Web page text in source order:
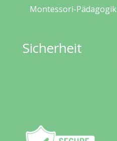
Montessori-Pädagogik
Sicherheit